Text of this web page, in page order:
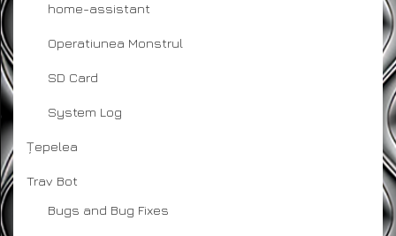
home-assistant
Operatiunea Monstrul
SD Card
System Log
Țepelea
Trav Bot
Bugs and Bug Fixes